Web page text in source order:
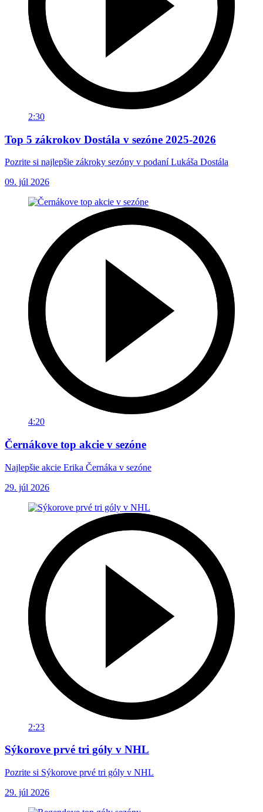
2:30
Top 5 zákrokov Dostála v sezóne 2025-2026
Pozrite si najlepšie zákroky sezóny v podaní Lukáša Dostála
09. júl 2026
4:20
Černákove top akcie v sezóne
Najlepšie akcie Erika Černáka v sezóne
29. júl 2026
2:23
Sýkorove prvé tri góly v NHL
Pozrite si Sýkorove prvé tri góly v NHL
29. júl 2026